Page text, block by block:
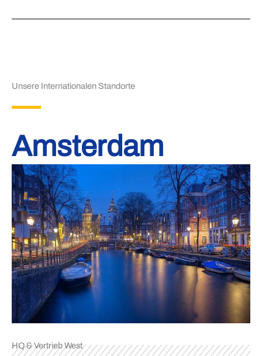
Unsere Internationalen Standorte
Amsterdam
HQ & Vertrieb West